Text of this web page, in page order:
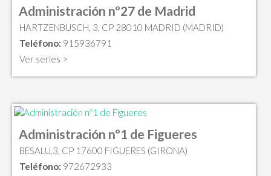
Administración nº27 de Madrid
HARTZENBUSCH, 3, CP 28010 MADRID (MADRID)
Teléfono: 915936791
Ver series >
Administración nº1 de Figueres
BESALU,3, CP 17600 FIGUERES (GIRONA)
Teléfono: 972672933